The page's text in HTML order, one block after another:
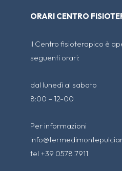
ORARI CENTRO
Il Centro fisioterapico è
seguenti orari:
dal lunedì al sabato
8:00 – 12-00
Per informazioni
tel +39 0578.7911